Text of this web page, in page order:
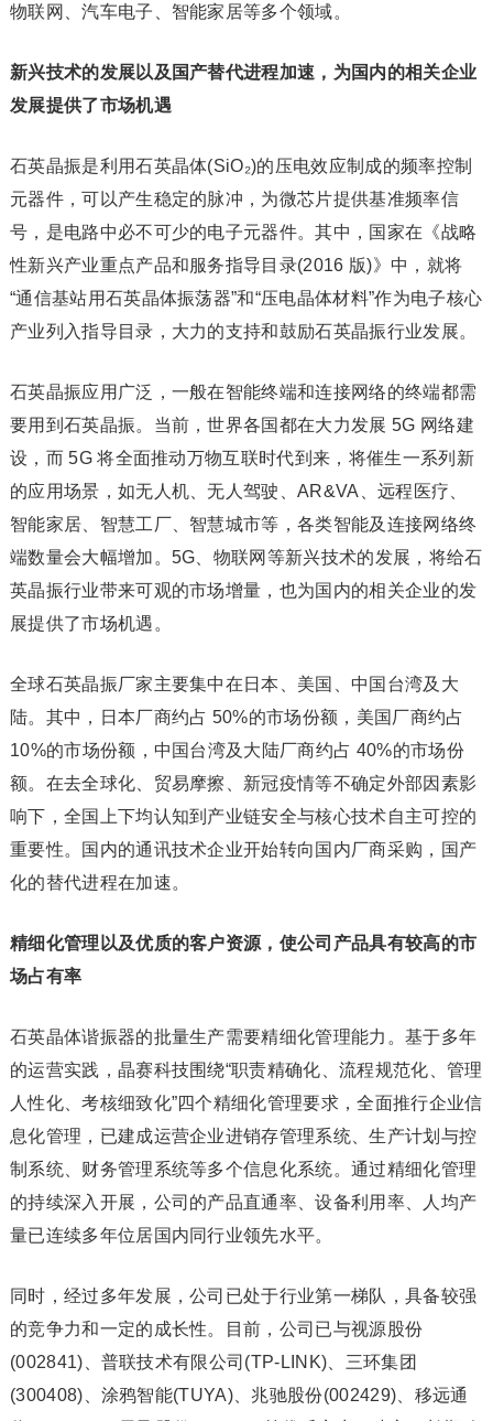
物联网、汽车电子、智能家居等多个领域。
新兴技术的发展以及国产替代进程加速，为国内的相关企业
发展提供了市场机遇
石英晶振是利用石英晶体(SiO₂)的压电效应制成的频率控制
元器件，可以产生稳定的脉冲，为微芯片提供基准频率信
号，是电路中必不可少的电子元器件。其中，国家在《战略
性新兴产业重点产品和服务指导目录(2016 版)》中，就将
“通信基站用石英晶体振荡器”和“压电晶体材料”作为电子核心
产业列入指导目录，大力的支持和鼓励石英晶振行业发展。
石英晶振应用广泛，一般在智能终端和连接网络的终端都需
要用到石英晶振。当前，世界各国都在大力发展 5G 网络建
设，而 5G 将全面推动万物互联时代到来，将催生一系列新
的应用场景，如无人机、无人驾驶、AR&VA、远程医疗、
智能家居、智慧工厂、智慧城市等，各类智能及连接网络终
端数量会大幅增加。5G、物联网等新兴技术的发展，将给石
英晶振行业带来可观的市场增量，也为国内的相关企业的发
展提供了市场机遇。
全球石英晶振厂家主要集中在日本、美国、中国台湾及大
陆。其中，日本厂商约占 50%的市场份额，美国厂商约占
10%的市场份额，中国台湾及大陆厂商约占 40%的市场份
额。在去全球化、贸易摩擦、新冠疫情等不确定外部因素影
响下，全国上下均认知到产业链安全与核心技术自主可控的
重要性。国内的通讯技术企业开始转向国内厂商采购，国产
化的替代进程在加速。
精细化管理以及优质的客户资源，使公司产品具有较高的市
场占有率
石英晶体谐振器的批量生产需要精细化管理能力。基于多年
的运营实践，晶赛科技围绕“职责精确化、流程规范化、管理
人性化、考核细致化”四个精细化管理要求，全面推行企业信
息化管理，已建成运营企业进销存管理系统、生产计划与控
制系统、财务管理系统等多个信息化系统。通过精细化管理
的持续深入开展，公司的产品直通率、设备利用率、人均产
量已连续多年位居国内同行业领先水平。
同时，经过多年发展，公司已处于行业第一梯队，具备较强
的竞争力和一定的成长性。目前，公司已与视源股份
(002841)、普联技术有限公司(TP-LINK)、三环集团
(300408)、涂鸦智能(TUYA)、兆驰股份(002429)、移远通